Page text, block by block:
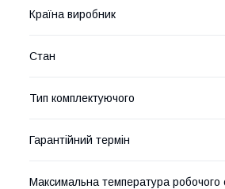
Країна виробник
Стан
Тип комплектуючого
Гарантійний термін
Максимальна температура